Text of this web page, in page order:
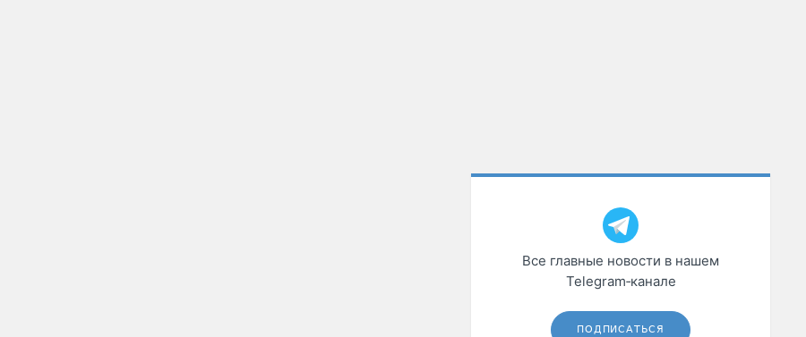
Все главные новости в нашем
Telegram‑канале
ПОДПИСАТЬСЯ